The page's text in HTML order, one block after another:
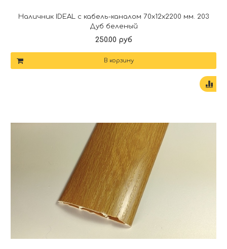
Наличник IDEAL с кабель-каналом 70х12х2200 мм. 203
Дуб беленый
250.00 руб
В корзину